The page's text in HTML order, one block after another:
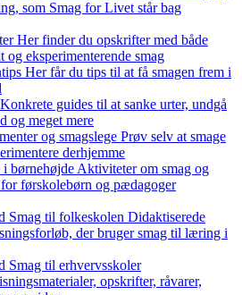
som Smag for Livet står bag
Her finder du opskrifter med både
og eksperimenterende smag
Her får du tips til at få smagen frem i
Konkrete guides til at sanke urter, undgå
og meget mere
og smagslege Prøv selv at smage
derhjemme
i børnehøjde Aktiviteter om smag og
for førskolebørn og pædagoger
Smag til folkeskolen Didaktiserede
der bruger smag til læring i
Smag til erhvervsskoler
opskrifter, råvarer,